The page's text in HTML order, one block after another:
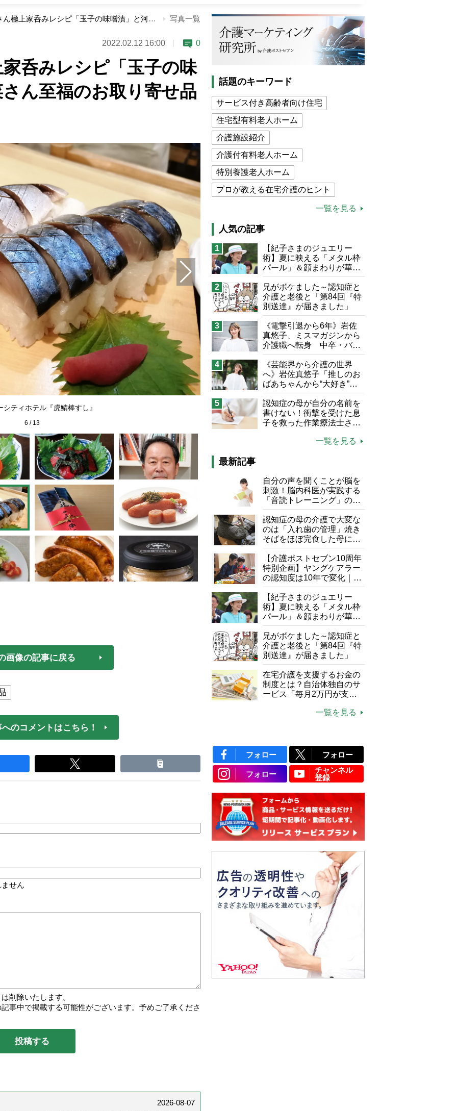
太田和彦さん極上家呑みレシピ「玉子の味噌漬」と河瀬璃菜さん至福のお取り寄せ品4選 写真一覧
2022.02.12 16:00 0
呑みレシピ「玉子の味
ん至福のお取り寄せ品
シティホテル『虎鯖棒すし』 八戸ニューシティホテル『虎鯖棒すし』
6 / 13
画像の記事に戻る
のコメントはこちら！
せん
削除いたします。
事中で掲載する可能性がございます。予めご了承くださ
2026-08-07
話題のキーワード
サービス付き高齢者向け住宅
住宅型有料老人ホーム
介護施設紹介
介護付有料老人ホーム
特別養護老人ホーム
プロが教える在宅介護のヒント
介護食
高木ブー
ケアマネジャー
猫が母になつきません
息子の遠距離介護サバイバル術
兄がボケました
便利なサービス
予防法
一覧を見る
人気の記事
1
【紀子さまのジュエリー
術】夏に映える「メタル枠
パール」＆顔まわりが華や
ぐ「揺れる一粒」の使い分
け方
2
兄がボケました～認知症と
介護と老後と「第84回『特
別送達』が届きました」
3
《電撃引退から6年》岩佐
真悠子、ミスマガジンから
介護職へ転身 中卒・バイ
ト経験ゼロの彼女が見つけ
た“居場所”「社会の役に立
ちながら自分らしくいられ
る」
4
《芸能界から介護の世界
へ》岩佐真悠子「推しのお
ばあちゃんから“大好き”を
もらえる」理不尽さも吹き
飛ぶ“やりがい”、介護の現
場は「愛おしい」
5
認知症の母が自分の名前を
書けない！衝撃を受けた息
子を救った作業療法士さん
一覧を見る
最新記事
自分の声を聞くことが脳を
刺激！脳内科医が実践する
「音読トレーニング」の極
意
認知症の母の介護で大変な
のは「入れ歯の管理」焼き
そばをほぼ完食した母に息
子が血の気が引いた理由
【介護ポストセブン10周年
特別企画】ヤングケアラー
の認知度は10年で変化｜流
行語大賞にノミネート、法
律にも明記されたが果たし
て現在は？
【紀子さまのジュエリー
術】夏に映える「メタル枠
パール」＆顔まわりが華や
ぐ「揺れる一粒」の使い分
け方
兄がボケました～認知症と
介護と老後と「第84回『特
別送達』が届きました」
在宅介護を支援するお金の
制度とは？自治体独自のサ
ービス「毎月2万円が支給
一覧を見る
フォロー フォロー
フォロー
チャンネル
登録